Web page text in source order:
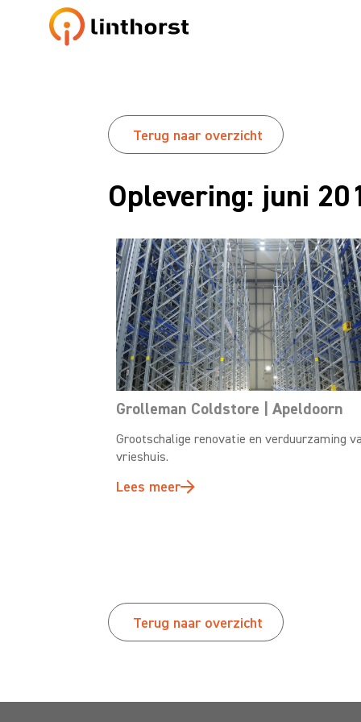
Terug naar overzicht
Oplevering: juni
Grolleman Coldstore | Apeldoorn
Grootschalige renovatie en verduurzaming
vrieshuis.
Lees meer
Terug naar overzicht